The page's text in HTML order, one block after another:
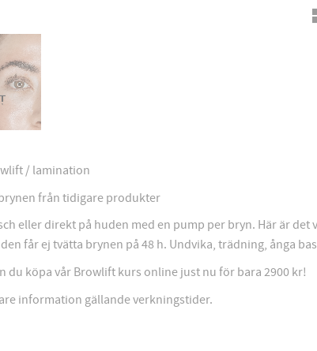
/ lamination
från tidigare produkter
eller direkt på huden med en pump per bryn. Här är
får ej tvätta brynen på 48 h. Undvika, trädning, ånga
du köpa vår Browlift kurs online just nu för bara 2900 kr!
information gällande verkningstider.